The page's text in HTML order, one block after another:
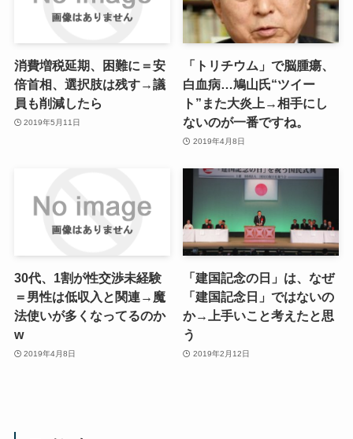
消費増税延期、困難に＝安
倍首相、選択肢は残す→議
員も削減したら
2019年5月11日
「トリチウム」で脳腫瘍、
白血病…鳩山氏“ツイー
ト”また大炎上→相手にし
ないのが一番ですね。
2019年4月8日
30代、1割が性交渉未経験
＝男性は低収入と関連→魔
法使いが多くなってるのか
w
2019年4月8日
「建国記念の日」は、なぜ
「建国記念日」ではないの
か→上手いこと考えたと思
う
2019年2月12日